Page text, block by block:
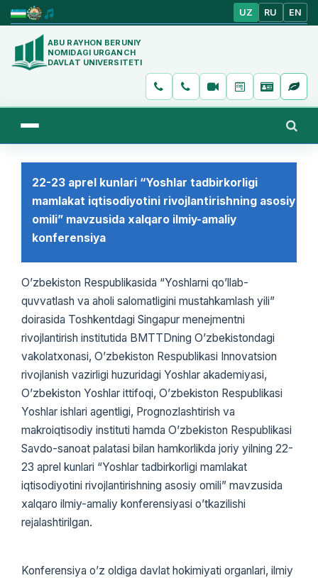
UZ RU EN
ABU RAYHON BERUNIY
NOMIDAGI URGANCH
DAVLAT UNIVERSITETI
22-23 aprel kunlari “Yoshlar tadbirkorligi
mamlakat iqtisodiyotini rivojlantirishning asosiy
omili” mavzusida xalqaro ilmiy-amaliy
konferensiya
Oʼzbekiston Respublikasida “Yoshlarni qoʼllab-
quvvatlash va aholi salomatligini mustahkamlash yili”
doirasida Toshkentdagi Singapur menejmentni
rivojlantirish institutida BMTTDning Oʼzbekistondagi
vakolatxonasi, Oʼzbekiston Respublikasi Innovatsion
rivojlanish vazirligi huzuridagi Yoshlar akademiyasi,
Oʼzbekiston Yoshlar ittifoqi, Oʼzbekiston Respublikasi
Yoshlar ishlari agentligi, Prognozlashtirish va
makroiqtisodiy instituti hamda Oʼzbekiston Respublikasi
Savdo-sanoat palatasi bilan hamkorlikda joriy yilning 22-
23 aprel kunlari “Yoshlar tadbirkorligi mamlakat
iqtisodiyotini rivojlantirishning asosiy omili” mavzusida
xalqaro ilmiy-amaliy konferensiyasi oʼtkazilishi
rejalashtirilgan.
Konferensiya oʼz oldiga davlat hokimiyati organlari, ilmiy